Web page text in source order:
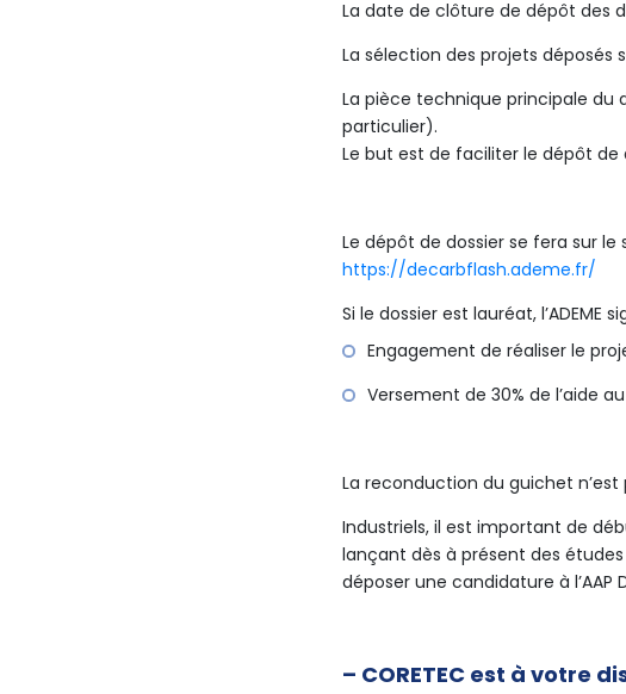
La date de clôture de dépôt des
La sélection des projets déposés
La pièce technique principale du
particulier).
Le but est de faciliter le dépôt de
Le dépôt de dossier se fera sur le
https://decarbflash.ademe.fr/
Si le dossier est lauréat,
Engagement de réaliser le
Versement de 30% de l’aide
La reconduction du guichet n’est
Industriels, il est important de
lançant dès à présent des
déposer une candidature à l’AAP
– CORETEC est à votre